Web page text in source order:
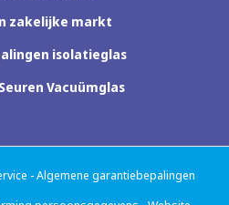
zakelijke markt
isolatieglas
Vacuümglas
-Algemene garantiebepalingen